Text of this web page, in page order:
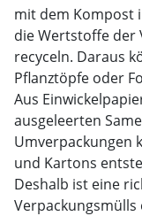
mit dem Kompost
die Wertstoffe der
recyceln. Daraus
Pflanztöpfe oder
Aus
ausgeleerten
Umverpackungen
und Kartons
Deshalb ist eine
Verpackungsmülls